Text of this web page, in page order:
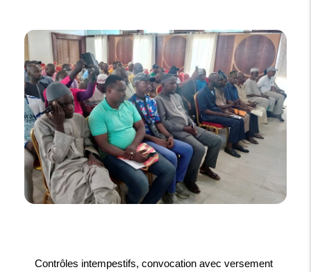
Contrôles intempestifs, convocation avec versement